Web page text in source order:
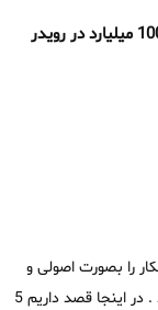
را بصورت اصولی و
قانونی انجام دهید که در آینده به مشکل بر نخورید . در اینجا قصد داریم 5